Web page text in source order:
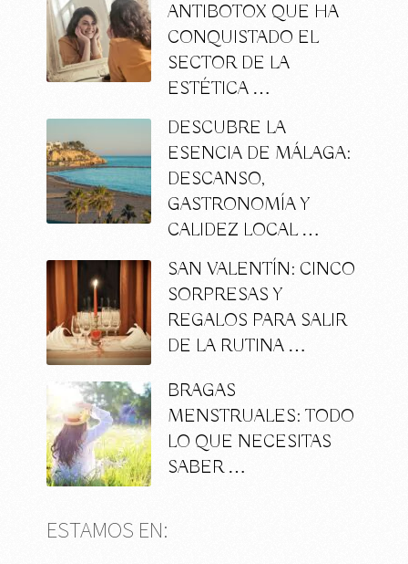
ANTIBOTOX QUE HA
CONQUISTADO EL
SECTOR DE LA
ESTÉTICA …
DESCUBRE LA
ESENCIA DE MÁLAGA:
DESCANSO,
GASTRONOMÍA Y
CALIDEZ LOCAL …
SAN VALENTÍN: CINCO
SORPRESAS Y
REGALOS PARA SALIR
DE LA RUTINA …
BRAGAS
MENSTRUALES: TODO
LO QUE NECESITAS
SABER …
ESTAMOS EN: